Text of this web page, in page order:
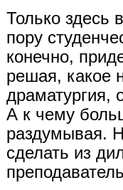
Только здесь
пору
конечно,
решая, какое
драматургия,
А к чему
раздумывая.
сделать из